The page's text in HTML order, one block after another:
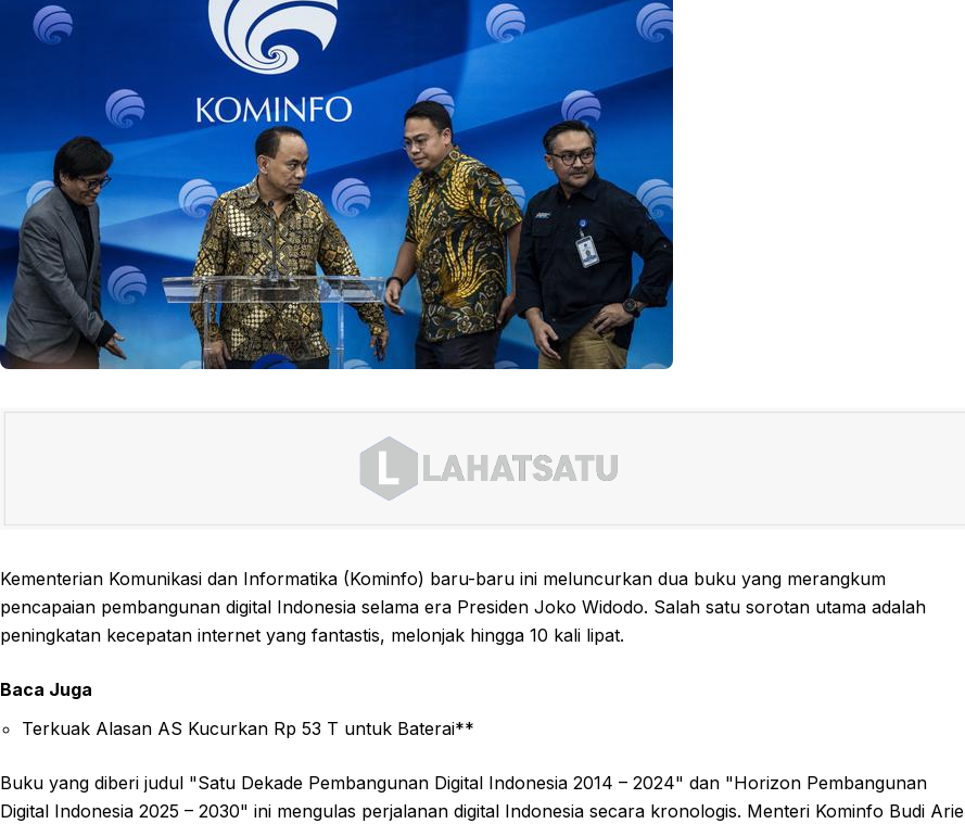
Kementerian Komunikasi dan Informatika (Kominfo) baru-baru ini meluncurkan dua buku yang merangkum
pencapaian pembangunan digital Indonesia selama era Presiden Joko Widodo. Salah satu sorotan utama adalah
peningkatan kecepatan internet yang fantastis, melonjak hingga 10 kali lipat.
Baca Juga
Terkuak Alasan AS Kucurkan Rp 53 T untuk Baterai**
Buku yang diberi judul "Satu Dekade Pembangunan Digital Indonesia 2014 – 2024" dan "Horizon Pembangunan
Digital Indonesia 2025 – 2030" ini mengulas perjalanan digital Indonesia secara kronologis. Menteri Kominfo Budi Arie